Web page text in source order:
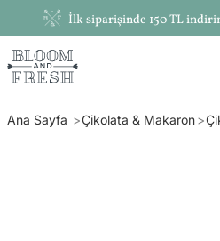
İlk siparişinde 150 TL
Ana Sayfa Çikolata & Makaron